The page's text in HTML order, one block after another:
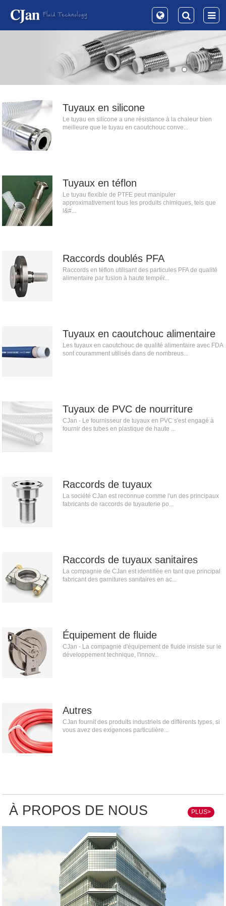
Tuyaux en silicone
Le tuyau en silicone a une résistance à la chaleur bien
meilleure que le tuyau en caoutchouc conve...
Tuyaux en téflon
Le tuyau flexible de PTFE peut manipuler
approximativement tous les produits chimiques, tels que
l&#...
Raccords doublés PFA
Raccords en téflon utilisant des particules PFA de qualité
alimentaire par fusion à haute tempér...
Tuyaux en caoutchouc alimentaire
Les tuyaux en caoutchouc de qualité alimentaire avec FDA
sont couramment utilisés dans de nombreus...
Tuyaux de PVC de nourriture
CJan - Le fournisseur de tuyaux en PVC s'est engagé à
fournir des tubes en plastique de haute ...
Raccords de tuyaux
La société CJan est reconnue comme l'un des principaux
fabricants de raccords de tuyauterie po...
Raccords de tuyaux sanitaires
La compagnie de CJan est identifiée en tant que principal
fabricant des garnitures sanitaires en ac...
Équipement de fluide
CJan - La compagnie d'équipement de fluide insiste sur le
développement technique, l'innov...
Autres
CJan fournit des produits industriels de différents types, si
vous avez des exigences particulière...
À PROPOS DE NOUS PLUS>